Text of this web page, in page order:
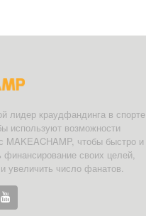
лидер краудфандинга в спорте.
используют возможности
MAKEACHAMP, чтобы быстро и
своих целей,
увеличить число фанатов.